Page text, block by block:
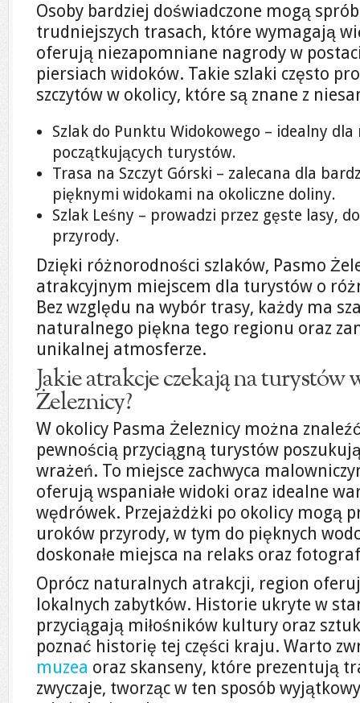
Osoby bardziej doświadczone mogą
trudniejszych trasach, które wymagają
oferują niezapomniane nagrody w
piersiach widoków. Takie szlaki często
szczytów w okolicy, które są znane z
Szlak do Punktu Widokowego – idealny
początkujących turystów.
Trasa na Szczyt Górski – zalecana dla
pięknymi widokami na okoliczne doliny.
Szlak Leśny – prowadzi przez gęste lasy,
przyrody.
Dzięki różnorodności szlaków, Pasmo
atrakcyjnym miejscem dla turystów o
Bez względu na wybór trasy, każdy ma
naturalnego piękna tego regionu oraz
unikalnej atmosferze.
Jakie atrakcje czekają na turystów
Żeleznicy?
W okolicy Pasma Żeleznicy można
pewnością przyciągną turystów
wrażeń. To miejsce zachwyca
oferują wspaniałe widoki oraz idealne
wędrówek. Przejażdżki po okolicy mogą
uroków przyrody, w tym do pięknych
doskonałe miejsca na relaks oraz
Oprócz naturalnych atrakcji, region
lokalnych zabytków. Historie ukryte w
przyciągają miłośników kultury oraz
poznać historię tej części kraju. Warto
muzea oraz skanseny, które prezentują
zwyczaje, tworząc w ten sposób